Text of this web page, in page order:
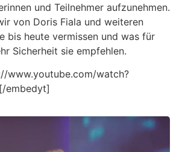
und Teilnehmer aufzunehmen.
von Doris Fiala und weiteren
bis heute vermissen und was für
Sicherheit sie empfehlen.
www.youtube.com/watch?
embedyt]